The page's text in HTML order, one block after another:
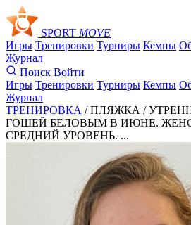
SPORT MOVE
Игры Тренировки Турниры Кемпы
Журнал
Поиск Войти
Игры Тренировки Турниры Кемпы
Журнал
ТРЕНИРОВКА / ПЛЯЖКА /
ГОШЕЙ БЕЛОВЫМ В ИЮНЕ.
СРЕДНИЙ УРОВЕНЬ. ...